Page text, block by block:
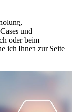
und
oder beim
ich Ihnen zur Seite